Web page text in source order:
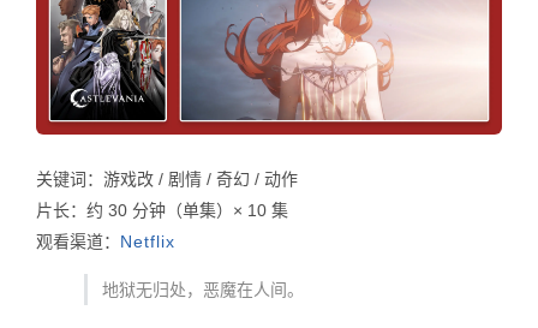
关键词：游戏改 / 剧情 / 奇幻 / 动作
片长：约 30 分钟（单集）× 10 集
观看渠道： Netflix
地狱无归处，恶魔在人间。